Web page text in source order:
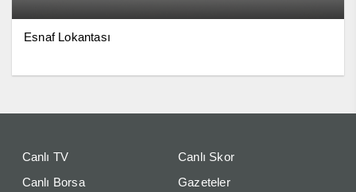
Esnaf Lokantası
Canlı TV
Canlı Skor
Canlı Borsa
Gazeteler